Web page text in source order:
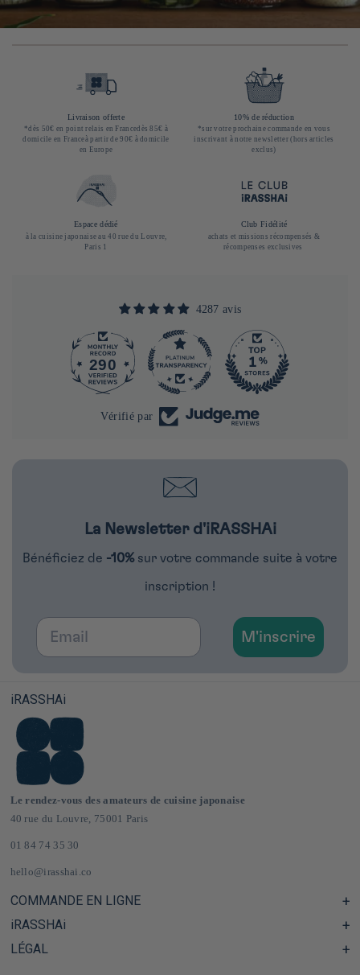
Livraison offerte
*dès 50€ en point relais en Francedès 85€ à
domicile en Franceà partir de 90€ à domicile
en Europe
10% de réduction
*sur votre prochaine commande en vous
inscrivant à notre newsletter (hors articles
exclus)
Espace dédié
à la cuisine japonaise au 40 rue du Louvre,
Paris 1
Club Fidélité
achats et missions récompensés &
récompenses exclusives
4287 avis
290
Vérifié par
La Newsletter d'iRASSHAi
Bénéficiez de -10% sur votre commande suite à votre
inscription !
Email
M'inscrire
iRASSHAi
Le rendez-vous des amateurs de cuisine japonaise
40 rue du Louvre, 75001 Paris
01 84 74 35 30
hello@irasshai.co
COMMANDE EN LIGNE
Centre d'aide & FAQ
Livraison et frais de port en France & Europe
iRASSHAi
Les horaires du 40 rue du Louvre, Paris
LÉGAL